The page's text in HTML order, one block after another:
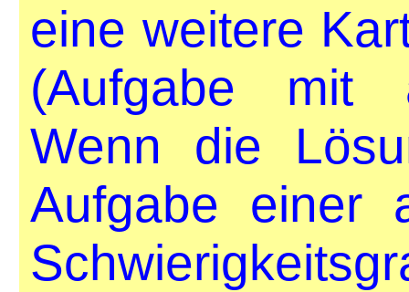
eine weitere
(Aufgabe mit
Wenn die
Aufgabe einer